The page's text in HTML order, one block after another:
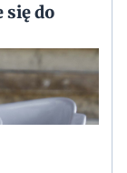
się do